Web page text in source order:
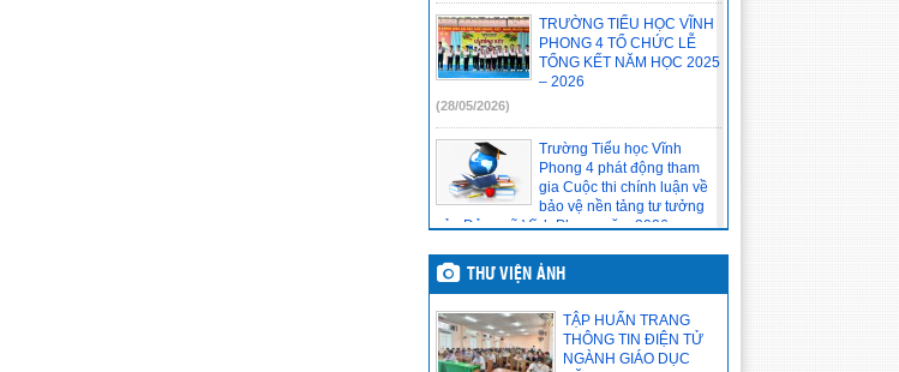
TRƯỜNG TIỂU HỌC VĨNH
PHONG 4 TỔ CHỨC LỄ
TỔNG KẾT NĂM HỌC 2025
– 2026
(28/05/2026)
Trường Tiểu học Vĩnh
Phong 4 phát động tham
gia Cuộc thi chính luận về
bảo vệ nền tảng tư tưởng
của Đảng xã Vĩnh Phong năm 2026
Tập thể Đảng viên, viên
chức, người lao động của
đơn vị tham gia học tập
Nghị quyết Hội nghị lần thứ
THƯ VIỆN ẢNH
TẬP HUẤN TRANG
THÔNG TIN ĐIỆN TỬ
NGÀNH GIÁO DỤC